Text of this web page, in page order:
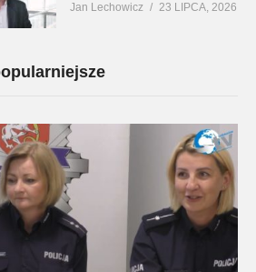
Jan Lechowicz 23 LIPCA, 2026